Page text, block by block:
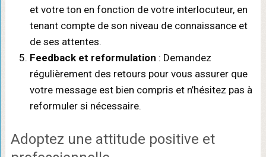
et votre ton en fonction de votre interlocuteur, en
tenant compte de son niveau de connaissance et
de ses attentes.
Feedback et reformulation : Demandez
régulièrement des retours pour vous assurer que
votre message est bien compris et n’hésitez pas à
reformuler si nécessaire.
Adoptez une attitude positive et